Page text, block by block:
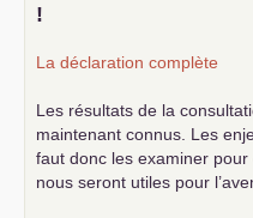
!
La déclaration complète
Les résultats de la
maintenant connus. Les
faut donc les examiner
nous seront utiles pour